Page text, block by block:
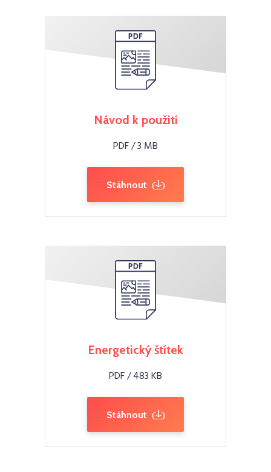
Návod k použití
PDF / 3 MB
Stáhnout
Energetický štítek
PDF / 483 KB
Stáhnout